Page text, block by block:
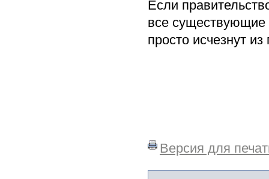
Если
все существующие
просто исчезнут
Версия для